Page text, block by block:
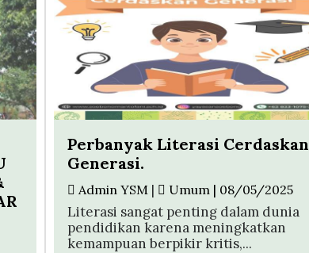
Perbanyak Literasi Cerdaskan
Generasi.
Admin YSM | Umum | 08/05/2025
Literasi sangat penting dalam dunia
pendidikan karena meningkatkan
kemampuan berpikir kritis,...